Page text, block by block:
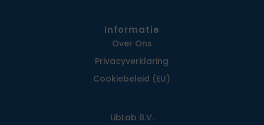
Informatie
Over Ons
Privacy­verklaring
Cookiebeleid (EU)
LibLab B.V.